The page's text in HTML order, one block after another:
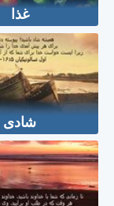
غذا
شادی